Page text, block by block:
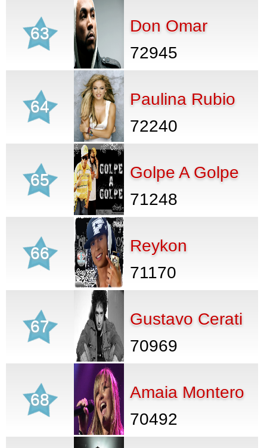
63
Don Omar
72945
64
Paulina Rubio
72240
65
Golpe A Golpe
71248
66
Reykon
71170
67
Gustavo Cerati
70969
68
Amaia Montero
70492